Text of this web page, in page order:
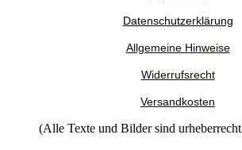
Datenschutzerklärung
Allgemeine Hinweise
Widerrufsrecht
Versandkosten
(Alle Texte und Bilder sind